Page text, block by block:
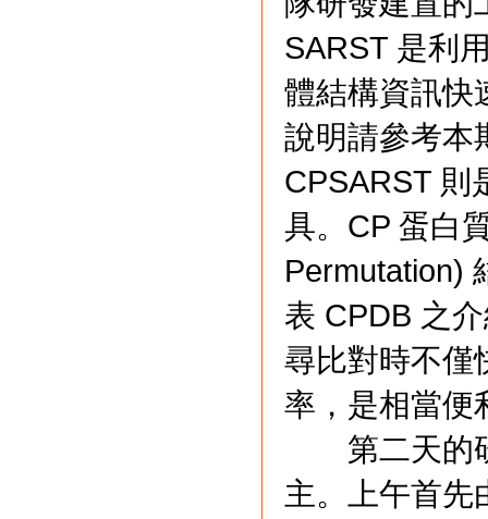
SARST 是利
體結構資訊快
說明請參考本
CPSARST 則
具。CP 蛋白
Permutation)
表 CPDB 之
尋比對時不僅
率，是相當便
第二天的研
主。上午首先